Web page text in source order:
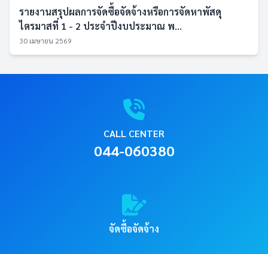
รายงานสรุปผลการจัดซื้อจัดจ้างหรือการจัดหาพัสดุ
ไตรมาสที่ 1 - 2 ประจำปีงบประมาณ พ...
30 เมษายน 2569
CALL CENTER
044-060380
จัดซื้อจัดจ้าง